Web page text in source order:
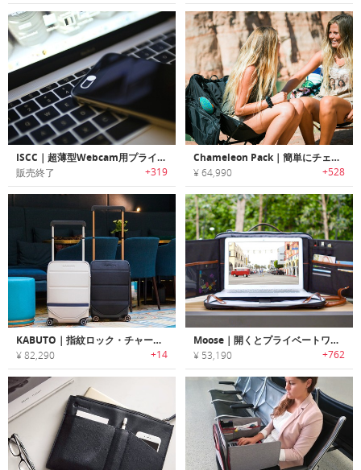
ISCC｜超薄型Webcam用プライバシーカバー「インテリジェントセキュリティカメラカバー」
販売終了 +319
Chameleon Pack｜簡単にチェアに変身する汎用性に優れたバックパック「カメレオンパック」
¥ 64,990 +528
KABUTO｜指紋ロック・チャージ機能搭載スマートスーツケース「カブト」
¥ 82,290 +14
Moose｜開くとプライベートワークステーションに早変わりする多機能バックパック「ムース」
¥ 53,190 +762